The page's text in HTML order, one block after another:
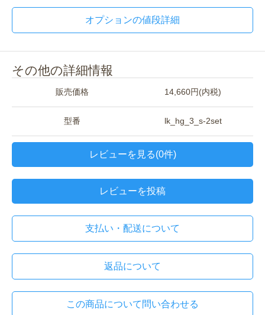
オプションの値段詳細
その他の詳細情報
販売価格 14,660円(内税)
型番 lk_hg_3_s-2set
レビューを見る(0件)
レビューを投稿
支払い・配送について
返品について
この商品について問い合わせる